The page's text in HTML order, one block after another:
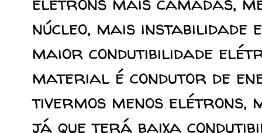
núcleo, mais instabilidade
maior condutibilidade
material é condutor de
tivermos menos
já que terá baixa